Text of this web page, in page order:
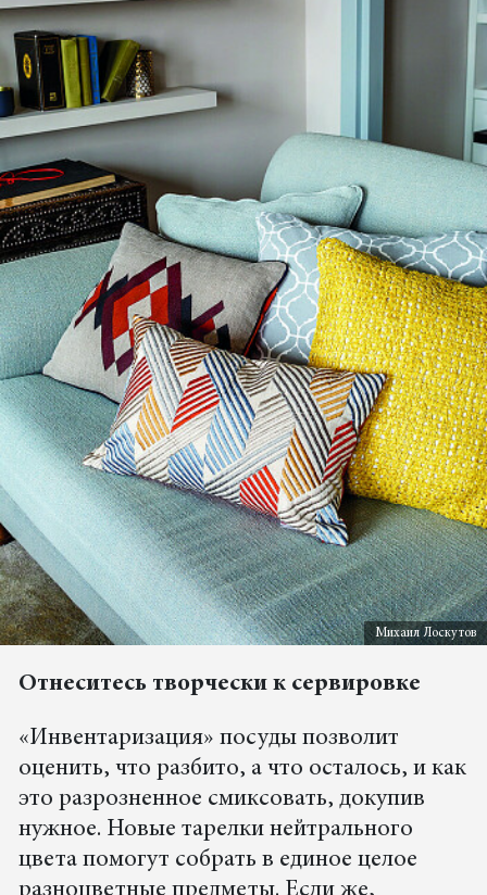
Михаил Лоскутов
Отнеситесь творчески к сервировке
«Инвентаризация» посуды позволит
оценить, что разбито, а что осталось, и как
это разрозненное смиксовать, докупив
нужное. Новые тарелки нейтрального
цвета помогут собрать в единое целое